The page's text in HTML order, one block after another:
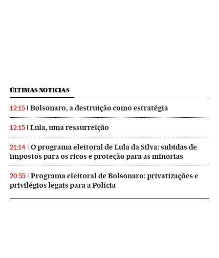
ÚLTIMAS NOTICIAS
12:15 Bolsonaro, a destruição como estratégia
12:15 Lula, uma ressurreição
21:14
O programa eleitoral de Lula da Silva: subidas de
impostos para os ricos e proteção para as minorias
20:55
Programa eleitoral de Bolsonaro: privatizações e
privilégios legais para a Polícia